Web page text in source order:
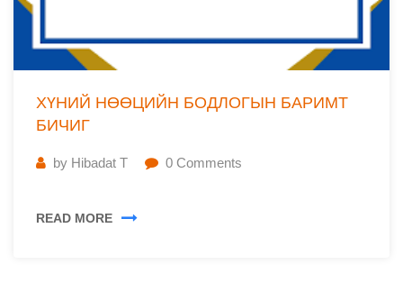
ХҮНИЙ НӨӨЦИЙН БОДЛОГЫН БАРИМТ
БИЧИГ
by Hibadat T 0 Comments
READ MORE